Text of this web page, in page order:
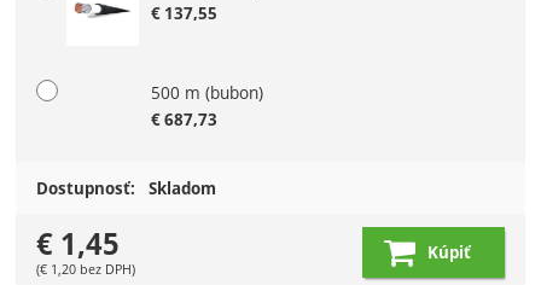
€ 137,55
500 m (bubon)
€687,73
Dostupnosť: Skladom
€ 1,45
(€ 1,20 bez DPH)
Kúpiť